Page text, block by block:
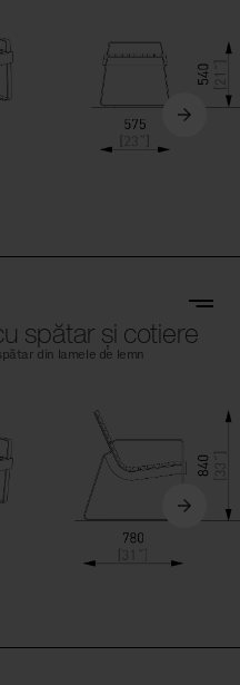
spătar și cotiere
din lamele de lemn